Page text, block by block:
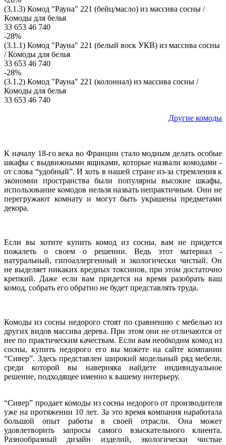
(3.1.3) Комод "Рауна" 221 (бейц/масло) из массива сосны /
Комоды для белья
33 653 46 740
-28%
(3.1.1) Комод "Рауна" 221 (белый воск УКВ) из массива сосны
/ Комоды для белья
33 653 46 740
-28%
(3.1.2) Комод "Рауна" 221 (колониал) из массива сосны /
Комоды для белья
33 653 46 740
Другие комоды
К началу 18-го века во Франции стало модным делать особые
шкафы с выдвижными ящиками, которые назвали комодами -
от слова “удобный”. И хоть в нашей стране из-за стремления к
экономии пространства были популярны высокие шкафы,
использование комодов нельзя назвать непрактичным. Они не
перегружают комнату и могут быть украшены предметами
декора.
Если вы хотите купить комод из сосны, вам не придется
пожалеть о своем о решении. Ведь этот материал -
натуральный, гипоаллергенный и экологически чистый. Он
не выделяет никаких вредных токсинов, при этом достаточно
крепкий. Даже если вам придется на время разобрать ваш
комод, собрать его обратно не будет представлять труда.
Комоды из сосны недорого стоят по сравнению с мебелью из
других видов массива дерева. При этом они не отличаются от
нее по практическим качествам. Если вам необходим комод из
сосны, купить недорого его вы можете на сайте компании
“Сивер”. Здесь представлен широкий модельный ряд мебели,
среди которой вы наверняка найдете индивидуальное
решение, подходящее именно к вашему интерьеру.
“Сивер” продает комоды из сосны недорого от производителя
уже на протяжении 10 лет. За это время компания наработала
большой опыт работы в своей отрасли. Она может
удовлетворить запросы самого взыскательного клиента.
Разнообразный дизайн изделий, экологически чистые